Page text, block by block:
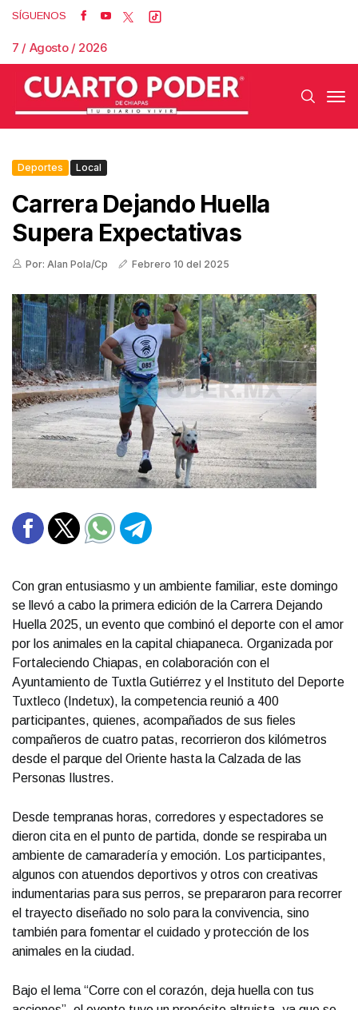
SÍGUENOS
7 / Agosto / 2026
Deportes Local
Carrera Dejando Huella
Supera Expectativas
Por: Alan Pola/Cp Febrero 10 del 2025
Con gran entusiasmo y un ambiente familiar, este domingo
se llevó a cabo la primera edición de la Carrera Dejando
Huella 2025, un evento que combinó el deporte con el amor
por los animales en la capital chiapaneca. Organizada por
Fortaleciendo Chiapas, en colaboración con el
Ayuntamiento de Tuxtla Gutiérrez y el Instituto del Deporte
Tuxtleco (Indetux), la competencia reunió a 400
participantes, quienes, acompañados de sus fieles
compañeros de cuatro patas, recorrieron dos kilómetros
desde el parque del Oriente hasta la Calzada de las
Personas Ilustres.
Desde tempranas horas, corredores y espectadores se
dieron cita en el punto de partida, donde se respiraba un
ambiente de camaradería y emoción. Los participantes,
algunos con atuendos deportivos y otros con creativas
indumentarias para sus perros, se prepararon para recorrer
el trayecto diseñado no solo para la convivencia, sino
también para fomentar el cuidado y protección de los
animales en la ciudad.
Bajo el lema “Corre con el corazón, deja huella con tus